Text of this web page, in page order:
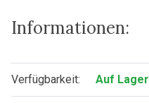
Informationen:
Verfügbarkeit: Auf Lager